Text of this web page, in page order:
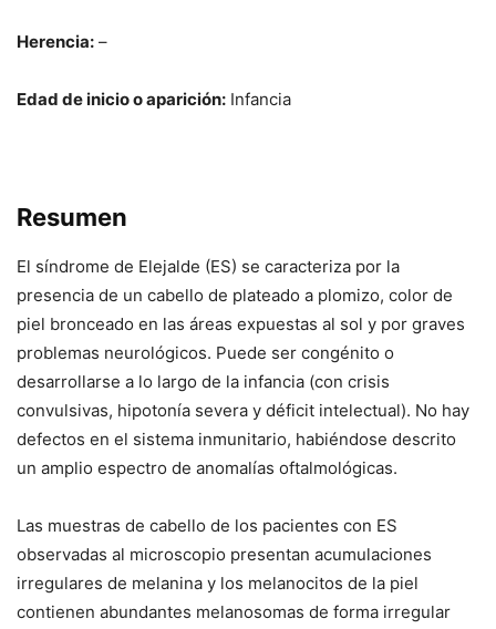
Herencia: –
Edad de inicio o aparición: Infancia
Resumen
El síndrome de Elejalde (ES) se caracteriza por la
presencia de un cabello de plateado a plomizo, color de
piel bronceado en las áreas expuestas al sol y por graves
problemas neurológicos. Puede ser congénito o
desarrollarse a lo largo de la infancia (con crisis
convulsivas, hipotonía severa y déficit intelectual). No hay
defectos en el sistema inmunitario, habiéndose descrito
un amplio espectro de anomalías oftalmológicas.
Las muestras de cabello de los pacientes con ES
observadas al microscopio presentan acumulaciones
irregulares de melanina y los melanocitos de la piel
contienen abundantes melanosomas de forma irregular